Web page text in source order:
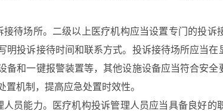
接待场所。二级以上医疗机构应当设置专门的投
明投诉接待时间和联系方式。投诉接待场所应当
备和一键报警装置等，其他设施设备应当符合安
置机制，提高应急处置时效性。
人员能力。医疗机构投诉管理人员应当具备良好